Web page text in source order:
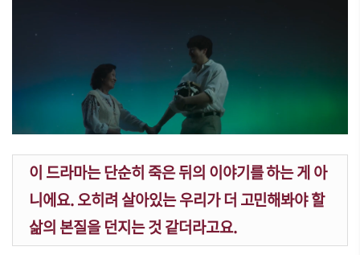
이 드라마는 단순히 죽은 뒤의 이야기를 하는 게 아
니에요. 오히려 살아있는 우리가 더 고민해봐야 할
삶의 본질을 던지는 것 같더라고요.